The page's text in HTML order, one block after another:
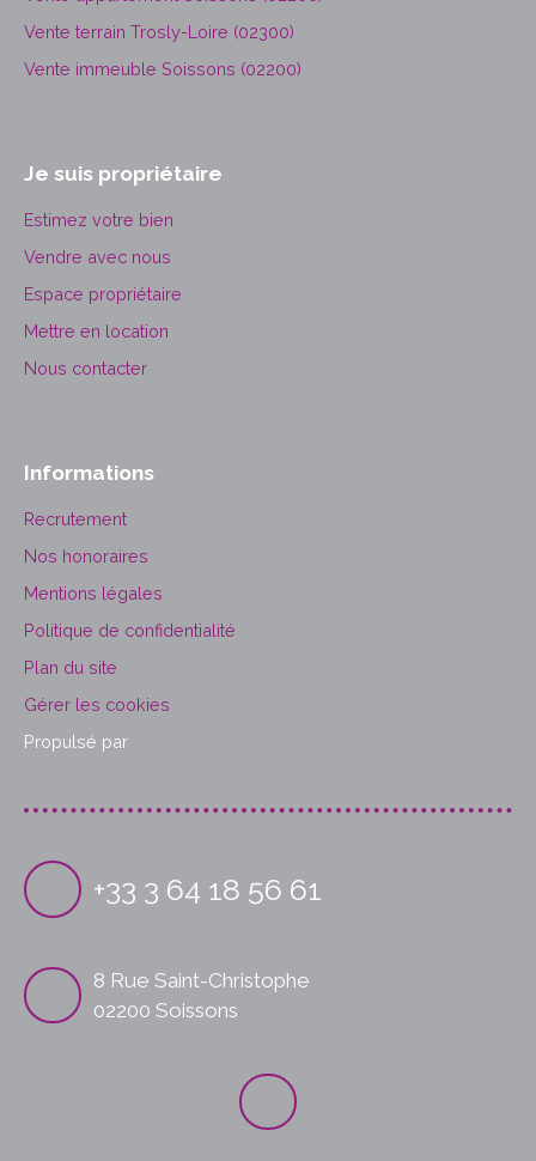
Vente terrain Trosly-Loire (02300)
Vente immeuble Soissons (02200)
Je suis propriétaire
Estimez votre bien
Vendre avec nous
Espace propriétaire
Mettre en location
Nous contacter
Informations
Recrutement
Nos honoraires
Mentions légales
Politique de confidentialité
Plan du site
Gérer les cookies
Propulsé par
+33 3 64 18 56 61
8 Rue Saint-Christophe
02200 Soissons